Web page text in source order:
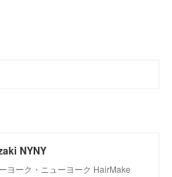
NYNY
ヨーク・ニューヨーク HairMake